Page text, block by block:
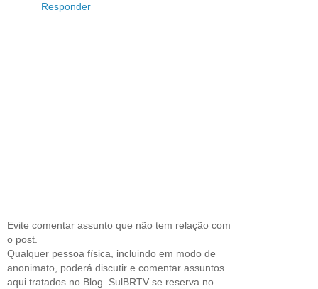
Responder
Evite comentar assunto que não tem relação com
o post.
Qualquer pessoa física, incluindo em modo de
anonimato, poderá discutir e comentar assuntos
aqui tratados no Blog. SulBRTV se reserva no